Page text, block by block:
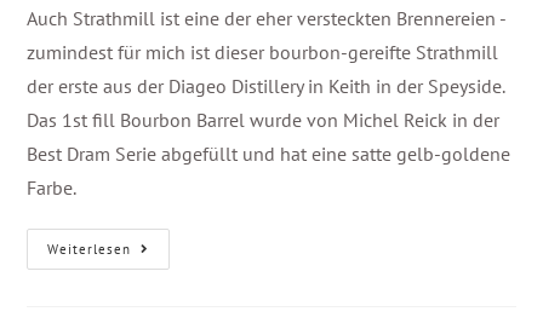
Auch Strathmill ist eine der eher versteckten Brennereien -
zumindest für mich ist dieser bourbon-gereifte Strathmill
der erste aus der Diageo Distillery in Keith in der Speyside.
Das 1st fill Bourbon Barrel wurde von Michel Reick in der
Best Dram Serie abgefüllt und hat eine satte gelb-goldene
Farbe.
Weiterlesen